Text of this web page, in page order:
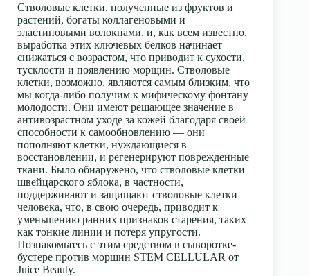
Стволовые клетки, полученные из фруктов и
растений, богаты коллагеновыми и
эластиновыми волокнами, и, как всем известно,
выработка этих ключевых белков начинает
снижаться с возрастом, что приводит к сухости,
тусклости и появлению морщин. Стволовые
клетки, возможно, являются самым близким, что
мы когда-либо получим к мифическому фонтану
молодости. Они имеют решающее значение в
антивозрастном уходе за кожей благодаря своей
способности к самообновлению — они
пополняют клетки, нуждающиеся в
восстановлении, и регенерируют поврежденные
ткани. Было обнаружено, что стволовые клетки
швейцарского яблока, в частности,
поддерживают и защищают стволовые клетки
человека, что, в свою очередь, приводит к
уменьшению ранних признаков старения, таких
как тонкие линии и потеря упругости.
Познакомьтесь с этим средством в сыворотке-
бустере против морщин STEM CELLULAR от
Juice Beauty.